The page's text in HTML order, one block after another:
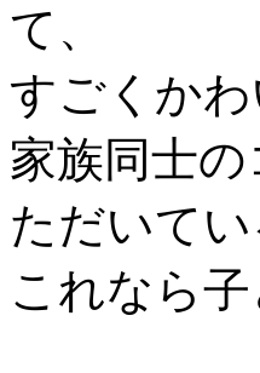
て、
すごくか
家族同士
ただいてい
これなら